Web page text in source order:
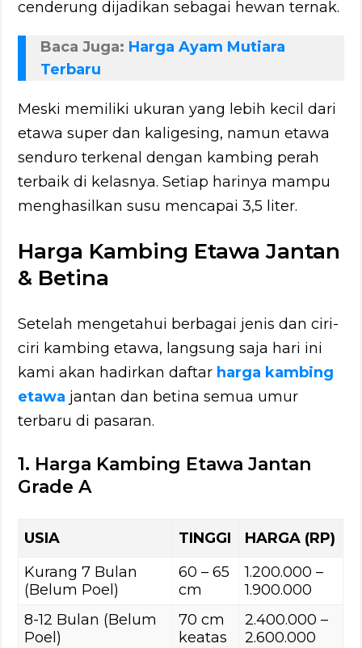
cenderung dijadikan sebagai hewan ternak.
Baca Juga: Harga Ayam Mutiara
Terbaru
Meski memiliki ukuran yang lebih kecil dari
etawa super dan kaligesing, namun etawa
senduro terkenal dengan kambing perah
terbaik di kelasnya. Setiap harinya mampu
menghasilkan susu mencapai 3,5 liter.
Harga Kambing Etawa Jantan
& Betina
Setelah mengetahui berbagai jenis dan ciri-
ciri kambing etawa, langsung saja hari ini
kami akan hadirkan daftar harga kambing
etawa jantan dan betina semua umur
terbaru di pasaran.
1. Harga Kambing Etawa Jantan
Grade A
USIA TINGGI
HARGA (RP)
Kurang 7 Bulan
(Belum Poel)
60 – 65
cm
1.200.000 –
1.900.000
8-12 Bulan (Belum
Poel)
70 cm
keatas
2.400.000 –
2.600.000